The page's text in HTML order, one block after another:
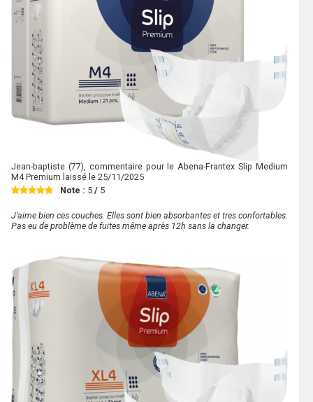
Jean-baptiste (77), commentaire pour le Abena-Frantex Slip Medium
M4 Premium laissé le 25/11/2025
Note : 5 / 5
J’aime bien ces couches. Elles sont bien absorbantes et tres confortables.
Pas eu de problème de fuites même après 12h sans la changer.